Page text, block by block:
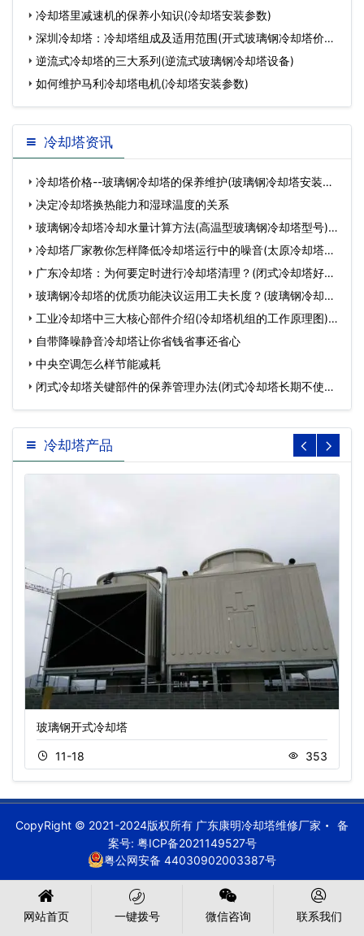
冷 冷却塔里减速机的保养小知识(冷却塔安装参数)
深圳冷却塔：冷却塔组成及适用范围(开式玻璃钢冷却塔价格
一般逆流式冷却塔的三大系列(逆流式玻璃钢冷却塔设备)
如何维护马利冷却塔电机(冷却塔安装参数)
冷却塔资讯
冷却塔价格--玻璃钢冷却塔的保养维护(玻璃钢冷却塔安装价
格…决定冷却塔换热能力和湿球温度的关系
玻璃钢冷却塔冷却水量计算方法(高温型玻璃钢冷却塔型号)…
冷却塔厂家教你怎样降低冷却塔运行中的噪音(太原冷却塔维
护…广东冷却塔：为何要定时进行冷却塔清理？(闭式冷却塔好保
养吗)…
玻璃钢冷却塔的优质功能决议运用工夫长度？(玻璃钢冷却塔
哪些…
工业冷却塔中三大核心部件介绍(冷却塔机组的工作原理图)…
自带降噪静音冷却塔让你省钱省事还省心
中央空调怎么样节能减耗
闭式冷却塔关键部件的保养管理办法(闭式冷却塔长期不使用
应…
冷却塔产品
玻璃钢开式冷却塔
11-18 353
CopyRight © 2021-2024版权所有 广东康明冷却塔维修厂家
备
案号: 粤ICP备2021149527号
粤公网安备 44030902003387号
网站首页 一键拨号 微信咨询 联系我们